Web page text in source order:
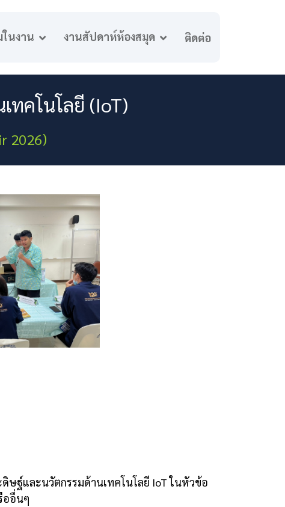
ในงาน งานสัปดาห์ห้องสมุด ติดต่อ
ทคโนโลยี (IoT)
2026)
ษฐ์และนวัตกรรมด้านเทคโนโลยี IoT ในหัวข้อ
ออื่นๆ